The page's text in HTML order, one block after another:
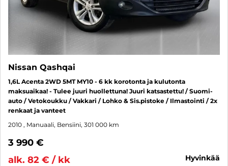
Nissan Qashqai
1,6L Acenta 2WD 5MT MY10 - 6 kk korotonta ja kulutonta
maksuaikaa! - Tulee juuri huollettuna! Juuri katsastettu! / Suomi-
auto / Vetokoukku / Vakkari / Lohko & Sis.pistoke / Ilmastointi / 2x
renkaat ja vanteet
2010 , Manuaali, Bensiini, 301 000 km
3 990 €
alk. 82 € / kk
hyvinkää